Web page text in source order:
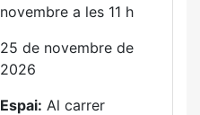
novembre a les 11 h
25 de novembre de
2026
Espai: Al carrer